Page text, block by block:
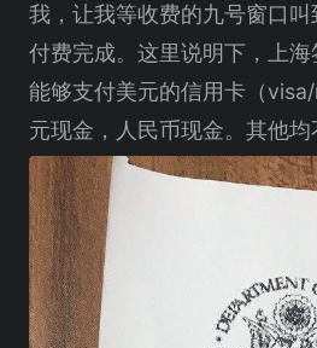
我，让我等收费的九号窗口
付费完成。这里说明下，上
能够支付美元的信用卡（
元现金，人民币现金。其他均